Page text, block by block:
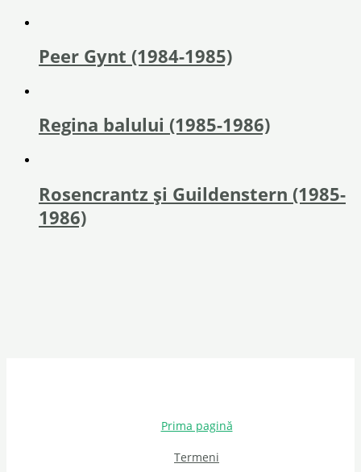
Peer Gynt (1984-1985)
Regina balului (1985-1986)
Rosencrantz și Guildenstern (1985-
1986)
Prima pagină
Termeni